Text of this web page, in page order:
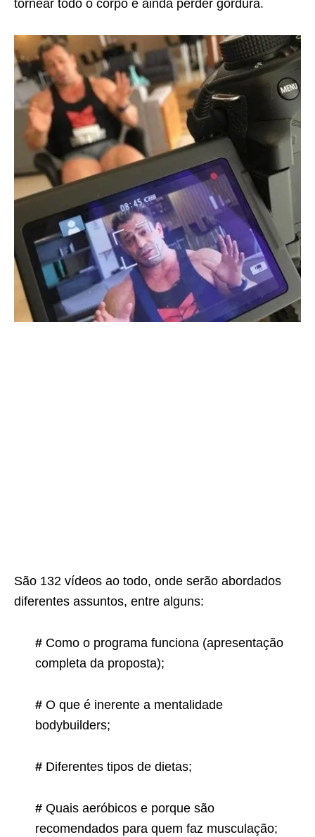
tornear todo o corpo e ainda perder gordura.
São 132 vídeos ao todo, onde serão abordados
diferentes assuntos, entre alguns:
# Como o programa funciona (apresentação
completa da proposta);
# O que é inerente a mentalidade
bodybuilders;
# Diferentes tipos de dietas;
# Quais aeróbicos e porque são
recomendados para quem faz musculação;